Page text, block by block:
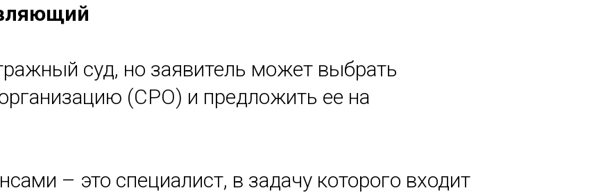
суд, но заявитель может выбрать
(СРО) и предложить ее на
– это специалист, в задачу которого входит